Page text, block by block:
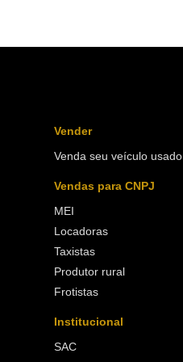
Vender
Venda seu veículo usado
Vendas para CNPJ
MEI
Locadoras
Taxistas
Produtor rural
Frotistas
Institucional
SAC